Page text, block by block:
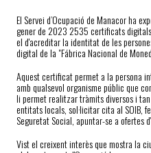
El Servei d’Ocupació de Manacor ha
gener de 2023 2535 certificats
el d'acreditar la identitat de les
digital de la "Fábrica Nacional de
Aquest certificat permet a la persona
amb qualsevol organisme públic que
li permet realitzar tràmits diversos i
entitats locals, sol·licitar cita al SOIB,
Seguretat Social, apuntar-se a ofertes
Vist el creixent interès que mostra la